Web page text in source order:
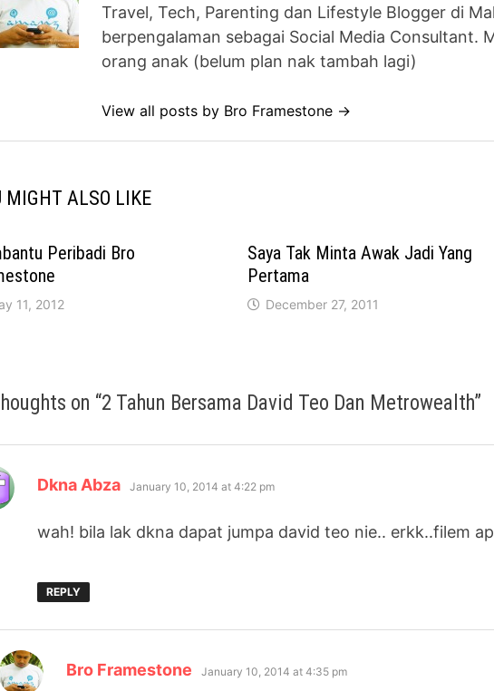
Travel, Tech, Parenting dan Lifestyle Blogger di
berpengalaman sebagai Social Media Consultant.
orang anak (belum plan nak tambah lagi)
View all posts by Bro Framestone →
MIGHT ALSO LIKE
Peribadi Bro
11, 2012
Saya Tak Minta Awak Jadi Yang
Pertama
December 27, 2011
on “2 Tahun Bersama David Teo Dan Metrowealth”
Dkna Abza says:
January 10, 2014 at 4:22 pm
wah! bila lak dkna dapat jumpa david teo nie.. erkk..filem
REPLY
Bro Framestone says:
January 10, 2014 at 4:35 pm